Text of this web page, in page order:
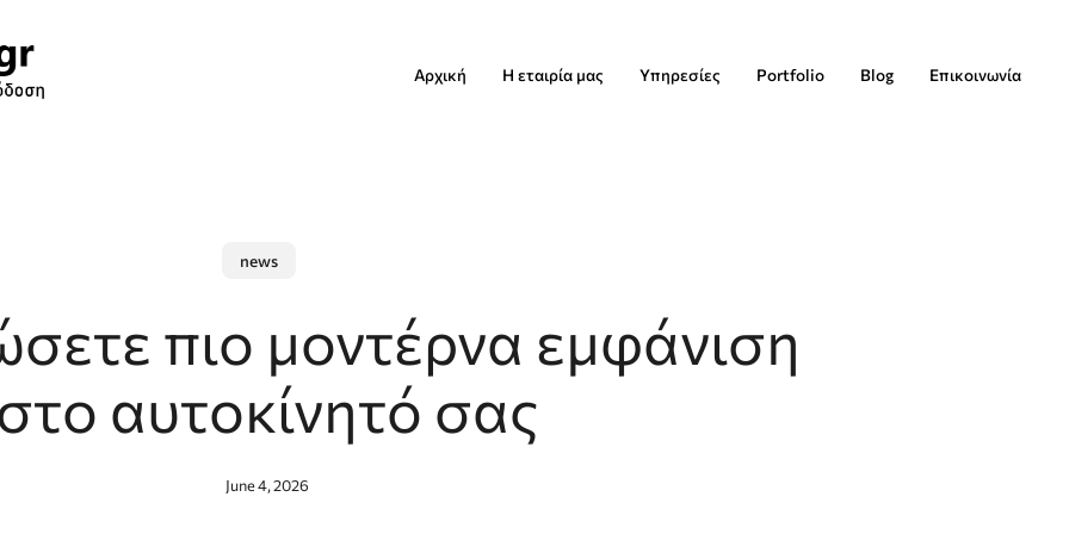
Αρχική Η εταιρία μας Υπηρεσίες Portfolio Blog Επικοινωνία
news
πιο μοντέρνα εμφάνιση
αυτοκίνητό σας
June 4, 2026